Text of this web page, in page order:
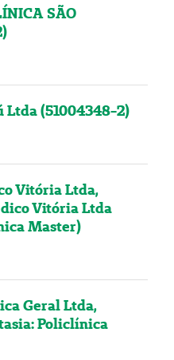
SÃO
(51004348-2)
Vitória Ltda,
Vitória Ltda
Master)
Geral Ltda,
Policlínica